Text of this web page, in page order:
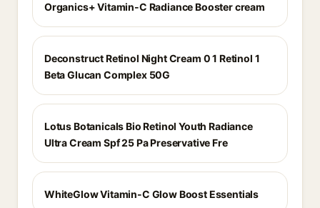
Organics+ Vitamin-C Radiance Booster cream
Deconstruct Retinol Night Cream 0 1 Retinol 1
Beta Glucan Complex 50G
Lotus Botanicals Bio Retinol Youth Radiance
Ultra Cream Spf 25 Pa Preservative Fre
WhiteGlow Vitamin-C Glow Boost Essentials